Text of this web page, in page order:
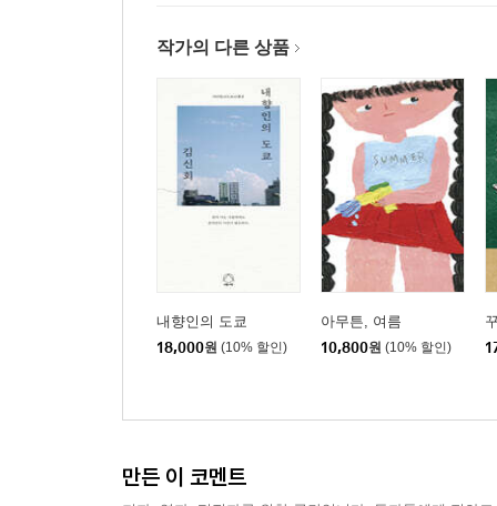
― 「삼시세끼 산촌 편」
라라라 라라라라라 날 좋아한다고
― 덩굴장미
한고은 씨에게 이 영광을 돌릴게요
― 레몬 소주
발리에는 이모가 있다
― 사누르
― 낮술
작가의 다른 상품
내향인의 도쿄
18,000원 (10% 할인)
아무튼, 여름
10,800원 (10% 할인)
만든 이 코멘트